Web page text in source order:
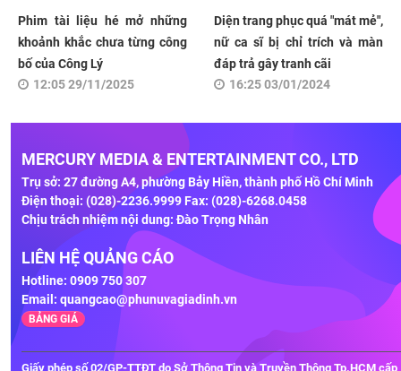
Phim tài liệu hé mở những
khoảnh khắc chưa từng công
bố của Công Lý
12:05 29/11/2025
Diện trang phục quá "mát mẻ",
nữ ca sĩ bị chỉ trích và màn
đáp trả gây tranh cãi
16:25 03/01/2024
MERCURY MEDIA & ENTERTAINMENT CO., LTD
Trụ sở: 27 đường A4, phường Bảy Hiền, thành phố Hồ Chí Minh
Điện thoại: (028)-2236.9999 Fax: (028)-6268.0458
Chịu trách nhiệm nội dung: Đào Trọng Nhân
LIÊN HỆ QUẢNG CÁO
Hotline: 0909 750 307
Email: quangcao@phunuvagiadinh.vn
BẢNG GIÁ
Giấy phép số 02/GP-TTĐT do Sở Thông Tin và Truyền Thông Tp.HCM cấp